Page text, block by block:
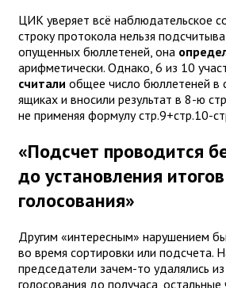
ЦИК уверяет всё наблюдательское
строку протокола нельзя
опущенных бюллетеней, она
арифметически. Однако, 6 из 10
считали общее число бюллетеней в
ящиках и вносили результат в 8-ю
не применяя формулу стр.9+стр.10-
«Подсчет проводится
до установления итогов
голосования»
Другим «интересным» нарушением
во время сортировки или подсчета.
председатели зачем-то удалялись
голосования до получаса,